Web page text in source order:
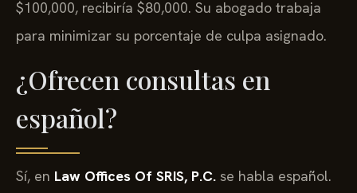
$100,000, recibiría $80,000. Su abogado trabaja
para minimizar su porcentaje de culpa asignado.
¿Ofrecen consultas en
español?
Sí, en Law Offices Of SRIS, P.C. se habla español.